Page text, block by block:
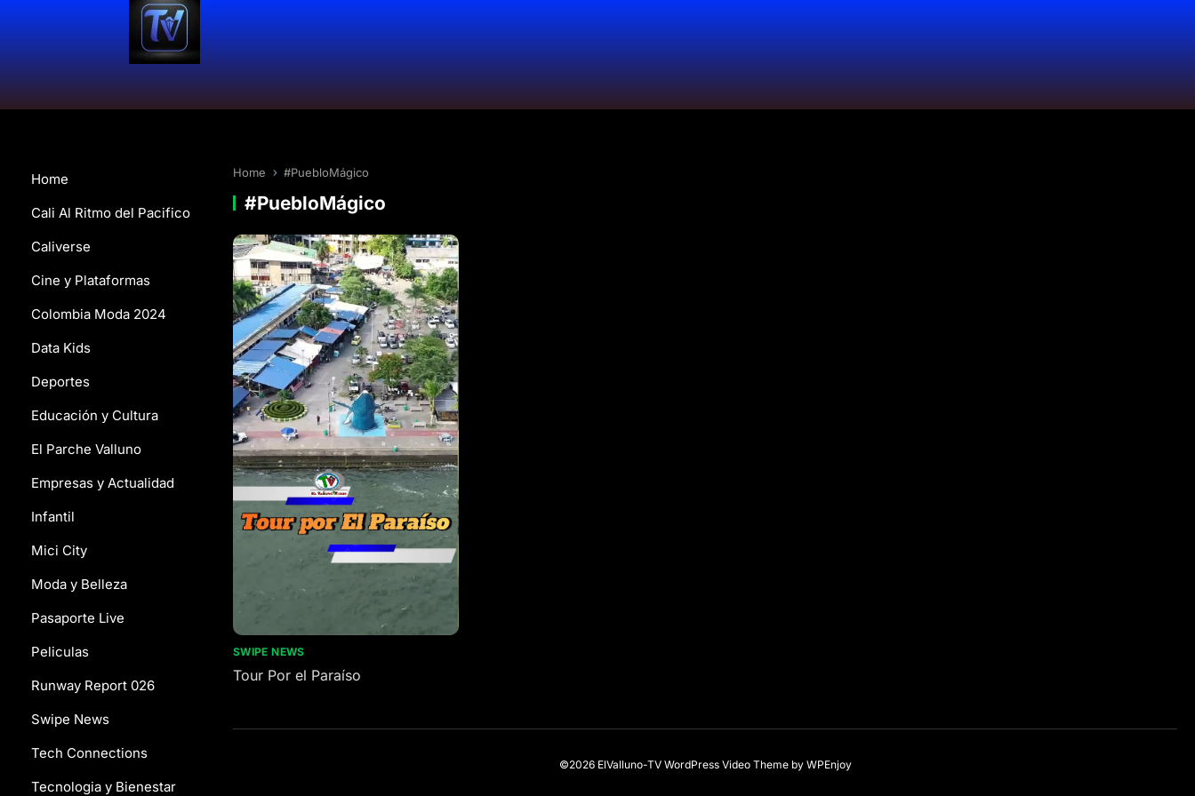
Home
Cali Al Ritmo del Pacifico
Caliverse
Cine y Plataformas
Colombia Moda 2024
Data Kids
Deportes
Educación y Cultura
El Parche Valluno
Empresas y Actualidad
Infantil
Mici City
Moda y Belleza
Pasaporte Live
Peliculas
Runway Report 026
Swipe News
Tech Connections
Tecnologia y Bienestar
Home #PuebloMágico
#PuebloMágico
SWIPE NEWS
Tour Por el Paraíso
©2026 ElValluno-TV WordPress Video Themeby WPEnjoy